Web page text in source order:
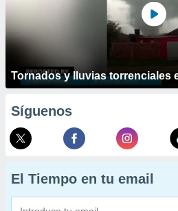
Tornados y lluvias torrenciales
Síguenos
El Tiempo en tu email